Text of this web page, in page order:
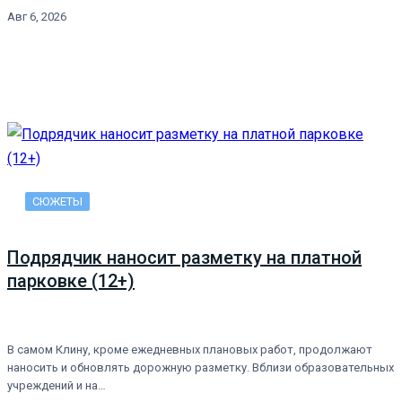
Авг 6, 2026
СЮЖЕТЫ
Подрядчик наносит разметку на платной
парковке (12+)
В самом Клину, кроме ежедневных плановых работ, продолжают
наносить и обновлять дорожную разметку. Вблизи образовательных
учреждений и на…